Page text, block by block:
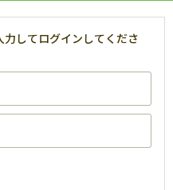
してログインしてくださ